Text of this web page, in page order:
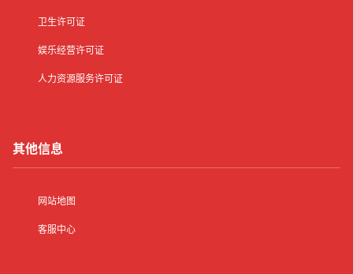
卫生许可证
娱乐经营许可证
人力资源服务许可证
其他信息
网站地图
客服中心